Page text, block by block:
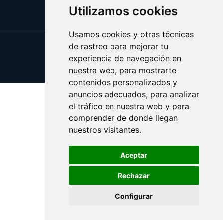
Utilizamos cookies
Usamos cookies y otras técnicas
de rastreo para mejorar tu
experiencia de navegación en
nuestra web, para mostrarte
contenidos personalizados y
anuncios adecuados, para analizar
el tráfico en nuestra web y para
comprender de donde llegan
nuestros visitantes.
Aceptar
Rechazar
Configurar
Update cookies preferences
Copyright © 2025 illa.es